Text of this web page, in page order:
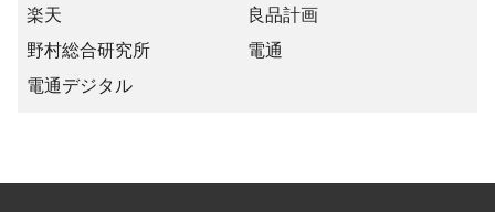
楽天
良品計画
野村総合研究所
電通
電通デジタル